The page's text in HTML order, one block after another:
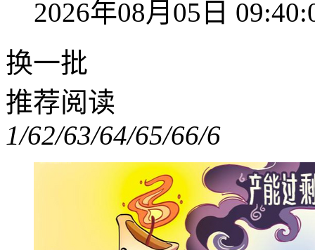
2026年08月05日
换一批
推荐阅读
1/62/63/64/65/66/6